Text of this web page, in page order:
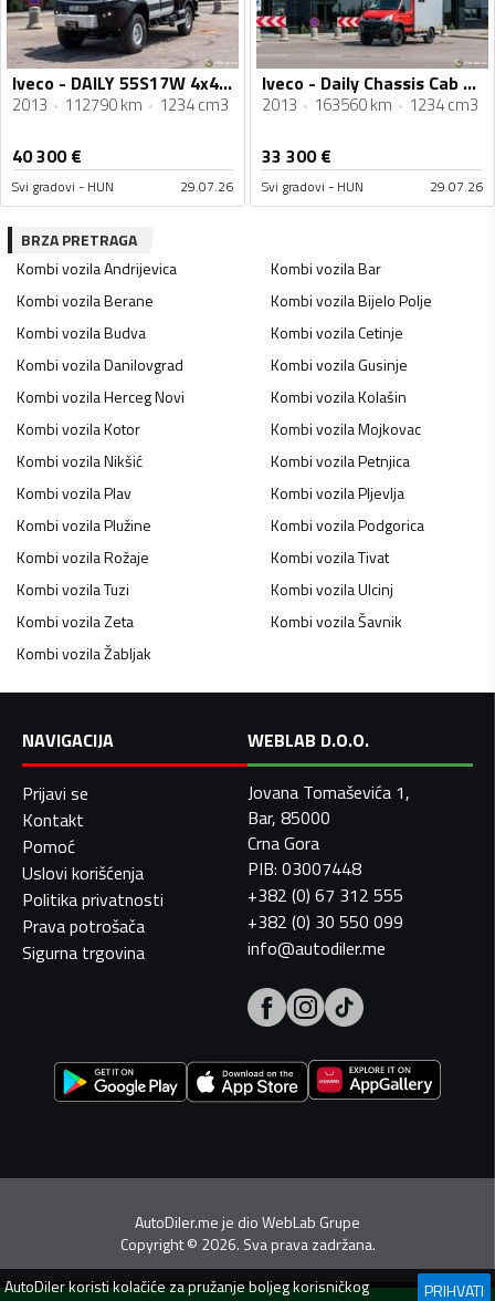
Iveco - DAILY 55S17W 4x4 / DOKA dupla kabina / Camper / Cerada / Kamion do 3,5 t / STR-0723
2013 112790 km 1234 cm3
40 300€
Svi gradovi - HUN 29.07.26
Iveco - Daily Chassis Cab 3,5T / šasija sa kabinom / 3,5 t / 6x6 / kamper / kamion šasija / STR-0708
2013 163560 km 1234 cm3
33 300€
Svi gradovi - HUN 29.07.26
BRZA PRETRAGA
Kombi vozilaAndrijevica Kombi vozilaBar
Kombi vozilaBerane Kombi vozilaBijelo Polje
Kombi vozilaBudva Kombi vozilaCetinje
Kombi vozilaDanilovgrad Kombi vozilaGusinje
Kombi vozilaHerceg Novi Kombi vozilaKolašin
Kombi vozilaKotor Kombi vozilaMojkovac
Kombi vozilaNikšić Kombi vozilaPetnjica
Kombi vozilaPlav Kombi vozilaPljevlja
Kombi vozilaPlužine Kombi vozilaPodgorica
Kombi vozilaRožaje Kombi vozilaTivat
Kombi vozilaTuzi Kombi vozilaUlcinj
Kombi vozilaZeta Kombi vozilaŠavnik
Kombi vozilaŽabljak
NAVIGACIJA
Prijavi se
Kontakt
Pomoć
Uslovi korišćenja
Politika privatnosti
Prava potrošača
Sigurna trgovina
WEBLAB D.O.O.
Jovana Tomaševića 1,
Bar, 85000
Crna Gora
PIB: 03007448
+382 (0) 67 312 555
+382 (0) 30 550 099
info@autodiler.me
AutoDiler.me je dioWebLab Grupe
Copyright© 2026. Sva prava zadržana.
AutoDilerkoristi kolačiće za pružanje boljeg korisničkog
PRIHVATI